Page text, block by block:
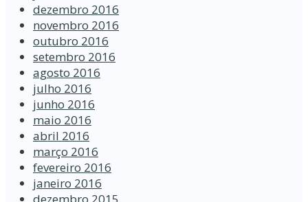
dezembro 2016
novembro 2016
outubro 2016
setembro 2016
agosto 2016
julho 2016
junho 2016
maio 2016
abril 2016
março 2016
fevereiro 2016
janeiro 2016